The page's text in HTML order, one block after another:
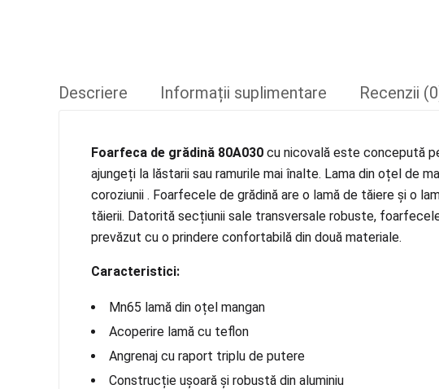
Descriere Informații suplimentare Recenzii
Foarfeca de grădină 80A030 cu nicovală este concepută
ajungeți la lăstarii sau ramurile mai înalte. Lama din oțel de
coroziunii . Foarfecele de grădină are o lamă de tăiere și o
tăierii. Datorită secțiunii sale transversale robuste,
prevăzut cu o prindere confortabilă din două materiale.
Caracteristici:
Mn65 lamă din oțel mangan
Acoperire lamă cu teflon
Angrenaj cu raport triplu de putere
Construcție ușoară și robustă din aluminiu